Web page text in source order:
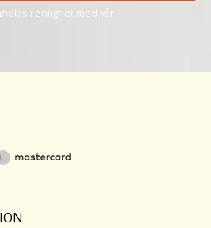
i enlighet med vår